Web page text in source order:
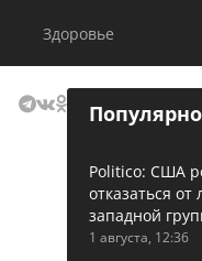
Здоровье
Politico: США
отказаться от
западной
Украине
1 августа, 12:36